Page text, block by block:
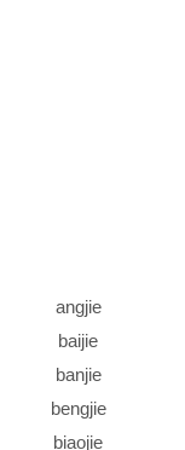
angjie
baijie
banjie
bengjie
biaojie